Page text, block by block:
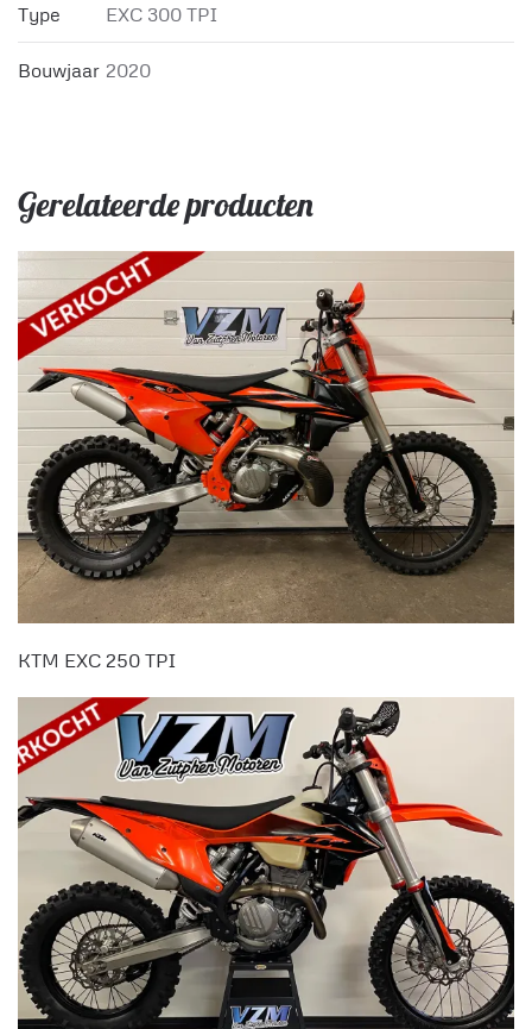
Type EXC 300 TPI
Bouwjaar 2020
Gerelateerde producten
KTM EXC 250 TPI